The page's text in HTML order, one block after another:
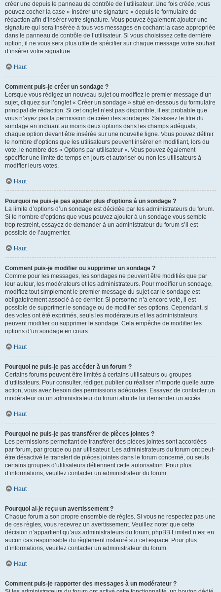
créer une depuis le panneau de contrôle de l’utilisateur. Une fois créée, vous
pouvez cocher la case « Insérer une signature » depuis le formulaire de
rédaction afin d’insérer votre signature. Vous pouvez également ajouter une
signature qui sera insérée à tous vos messages en cochant la case appropriée
dans le panneau de contrôle de l’utilisateur. Si vous choisissez cette dernière
option, il ne vous sera plus utile de spécifier sur chaque message votre souhait
d’insérer votre signature.
Haut
Comment puis-je créer un sondage ?
Lorsque vous rédigez un nouveau sujet ou modifiez le premier message d’un
sujet, cliquez sur l’onglet « Créer un sondage » situé en-dessous du formulaire
principal de rédaction. Si cet onglet n’est pas disponible, il est probable que
vous n’ayez pas la permission de créer des sondages. Saisissez le titre du
sondage en incluant au moins deux options dans les champs adéquats,
chaque option devant être insérée sur une nouvelle ligne. Vous pouvez définir
le nombre d’options que les utilisateurs peuvent insérer en modifiant, lors du
vote, le nombre des « Options par utilisateur ». Vous pouvez également
spécifier une limite de temps en jours et autoriser ou non les utilisateurs à
modifier leurs votes.
Haut
Pourquoi ne puis-je pas ajouter plus d’options à un sondage ?
La limite d’options d’un sondage est décidée par les administrateurs du forum.
Si le nombre d’options que vous pouvez ajouter à un sondage vous semble
trop restreint, essayez de demander à un administrateur du forum s’il est
possible de l’augmenter.
Haut
Comment puis-je modifier ou supprimer un sondage ?
Comme pour les messages, les sondages ne peuvent être modifiés que par
leur auteur, les modérateurs et les administrateurs. Pour modifier un sondage,
modifiez tout simplement le premier message du sujet car le sondage est
obligatoirement associé à ce dernier. Si personne n’a encore voté, il est
possible de supprimer le sondage ou de modifier ses options. Cependant, si
des votes ont été exprimés, seuls les modérateurs et les administrateurs
peuvent modifier ou supprimer le sondage. Cela empêche de modifier les
options d’un sondage en cours.
Haut
Pourquoi ne puis-je pas accéder à un forum ?
Certains forums peuvent être limités à certains utilisateurs ou groupes
d’utilisateurs. Pour consulter, rédiger, publier ou réaliser n’importe quelle autre
action, vous avez besoin des permissions adéquates. Essayez de contacter un
modérateur ou un administrateur du forum afin de lui demander un accès.
Haut
Pourquoi ne puis-je pas transférer de pièces jointes ?
Les permissions permettant de transférer des pièces jointes sont accordées
par forum, par groupe ou par utilisateur. Les administrateurs du forum ont peut-
être désactivé le transfert de pièces jointes dans le forum concerné, ou seuls
certains groupes d’utilisateurs détiennent cette autorisation. Pour plus
d’informations, veuillez contacter un administrateur du forum.
Haut
Pourquoi ai-je reçu un avertissement ?
Chaque forum a son propre ensemble de règles. Si vous ne respectez pas une
de ces règles, vous recevrez un avertissement. Veuillez noter que cette
décision n’appartient qu’aux administrateurs du forum, phpBB Limited n’est en
aucun cas responsable du règlement instauré sur cet espace. Pour plus
d’informations, veuillez contacter un administrateur du forum.
Haut
Comment puis-je rapporter des messages à un modérateur ?